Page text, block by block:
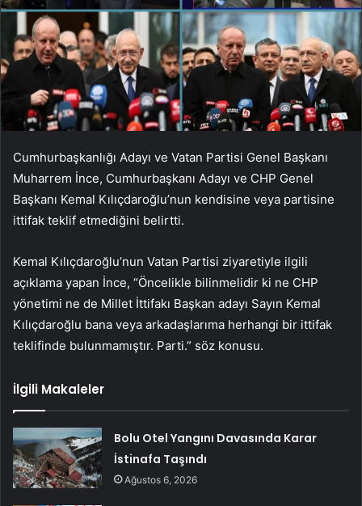
Cumhurbaşkanlığı Adayı ve Vatan Partisi Genel Başkanı
Muharrem İnce, Cumhurbaşkanı Adayı ve CHP Genel
Başkanı Kemal Kılıçdaroğlu’nun kendisine veya partisine
ittifak teklif etmediğini belirtti.
Kemal Kılıçdaroğlu’nun Vatan Partisi ziyaretiyle ilgili
açıklama yapan İnce, “Öncelikle bilinmelidir ki ne CHP
yönetimi ne de Millet İttifakı Başkan adayı Sayın Kemal
Kılıçdaroğlu bana veya arkadaşlarıma herhangi bir ittifak
teklifinde bulunmamıştır. Parti.” söz konusu.
İlgili Makaleler
Bolu Otel Yangını Davasında Karar
İstinafa Taşındı
Ağustos 6, 2026